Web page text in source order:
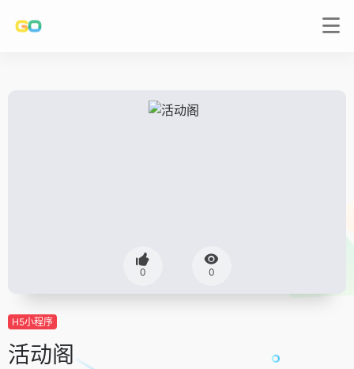
0 0
H5小程序
活动阁